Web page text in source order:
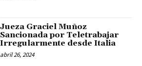
Jueza Graciel Muñoz
Sancionada por Teletrabajar
Irregularmente desde Italia
abril 26, 2024